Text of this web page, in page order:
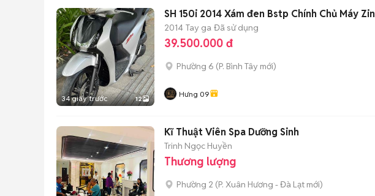
34 giây trước 12
SH 150i 2014 Xám đen Bstp Chính Chủ Máy Zin
2014 Tay ga Đã sử dụng
39.500.000 đ
Phường 6 (P. Bình Tây mới)
Hưng 09
Kĩ Thuật Viên Spa Dưỡng Sinh
Trinh Ngọc Huyền
Thương lượng
Phường 2 (P. Xuân Hương - Đà Lạt mới)